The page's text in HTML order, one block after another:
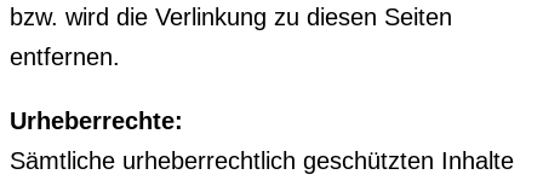
bzw. wird die Verlinkung zu diesen Seiten
entfernen.
Urheberrechte:
Sämtliche urheberrechtlich geschützten Inhalte